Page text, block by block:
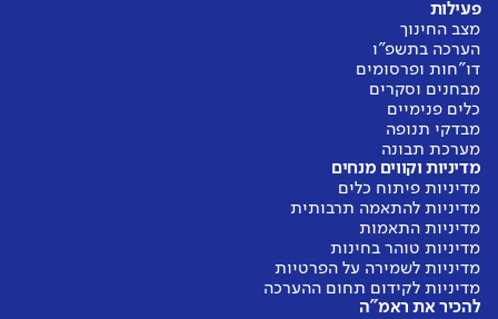
פעילות
מצב החינוך
הערכה בתשפ"ו
דו"חות ופרסומים
מבחנים וסקרים
כלים פנימיים
מבדקי תנופה
מערכת תבונה
מדיניות וקווים מנחים
מדיניות פיתוח כלים
מדיניות להתאמה תרבותית
מדיניות התאמות
מדיניות טוהר בחינות
מדיניות לשמירה על הפרטיות
מדיניות לקידום תחום ההערכה
להכיר את ראמ"ה